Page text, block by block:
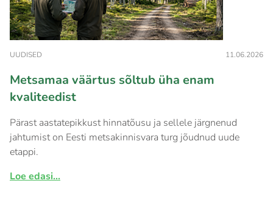
UUDISED 11.06.2026
Metsamaa väärtus sõltub üha enam
kvaliteedist
Pärast aastatepikkust hinnatõusu ja sellele järgnenud
jahtumist on Eesti metsakinnisvara turg jõudnud uude
etappi.
Loe edasi...